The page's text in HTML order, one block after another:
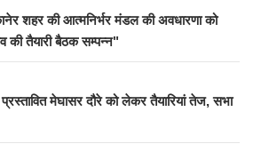
शहर की आत्मनिर्भर मंडल की अवधारणा को
की तैयारी बैठक सम्पन्न"
मेघासर दौरे को लेकर तैयारियां तेज, सभा